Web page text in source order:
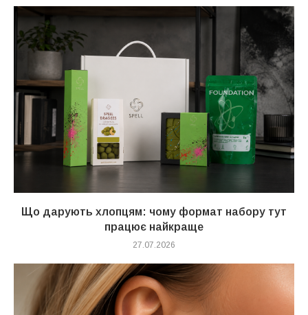
Що дарують хлопцям: чому формат набору тут
працює найкраще
27.07.2026